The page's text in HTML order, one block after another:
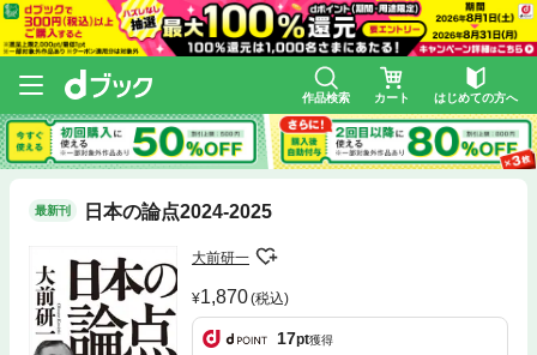
作品検索 カート はじめての方へ
最新刊 日本の論点2024-2025
大前研一
1,870(税込)
17pt獲得